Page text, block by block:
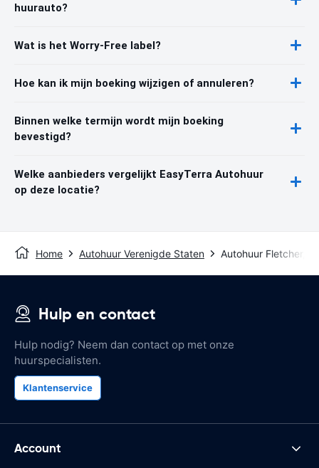
huurauto?
Wat is het Worry-Free label?
Hoe kan ik mijn boeking wijzigen of annuleren?
Binnen welke termijn wordt mijn boeking
bevestigd?
Welke aanbieders vergelijkt EasyTerra Autohuur
op deze locatie?
Home Autohuur Verenigde Staten Autohuur Fletcher,
Hulp en contact
Hulp nodig? Neem dan contact op met onze
huurspecialisten.
Klantenservice
Account